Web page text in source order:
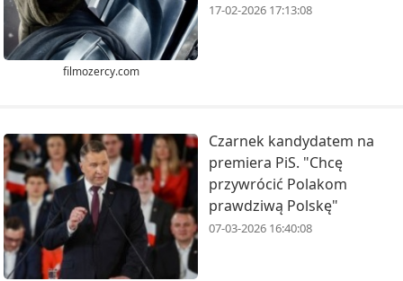
filmozercy.com
17-02-2026 17:13:08
Czarnek kandydatem na
premiera PiS. "Chcę
przywrócić Polakom
prawdziwą Polskę"
07-03-2026 16:40:08